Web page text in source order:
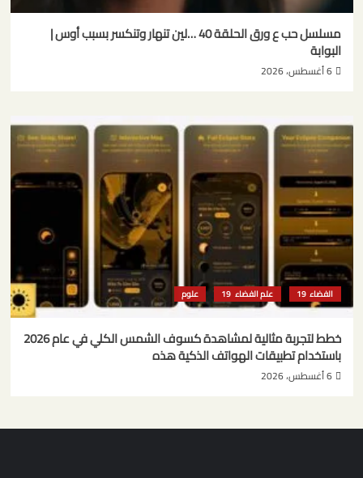
مسلسل حب ع ورق الحلقة 40 …لين تنهار وتنكسر بسبب أوس |
البوابة
6 أغسطس، 2026
الفضاء علم الفضاء علوم
خطط لتجربة مثالية لمشاهدة كسوف الشمس الكلي في عام 2026
باستخدام تطبيقات الهواتف الذكية هذه
6 أغسطس، 2026